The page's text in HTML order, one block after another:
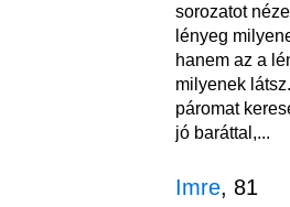
sorozatot
lényeg
hanem az a
milyenek
páromat
jó baráttal,...
Imre, 81